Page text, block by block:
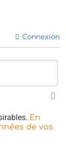
Connexion
En
de vos